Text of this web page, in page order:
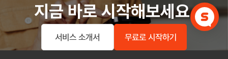
지금 바로 시작해보세요.
서비스 소개서 무료로 시작하기